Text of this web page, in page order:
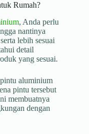
Rumah?
, Anda perlu
nantinya
lebih sesuai
detail
yang sesuai.
aluminium
pintu tersebut
membuatnya
dengan